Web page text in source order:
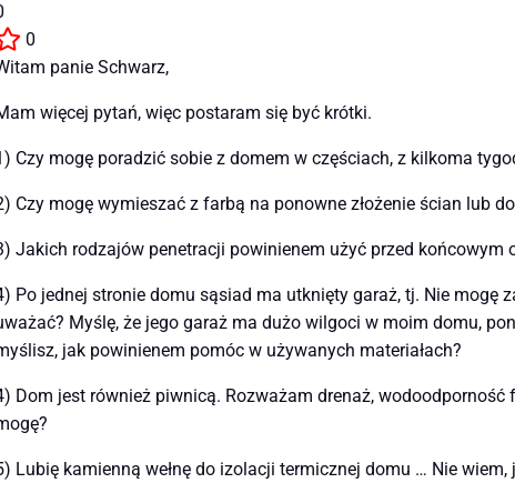
0
panie Schwarz,
więcej pytań, więc postaram się być krótki.
Czy mogę poradzić sobie z domem w częściach, z kilkoma
Czy mogę wymieszać z farbą na ponowne złożenie ścian lub
Jakich rodzajów penetracji powinienem użyć przed końcowym
Po jednej stronie domu sąsiad ma utknięty garaż, tj. Nie mogę
Myślę, że jego garaż ma dużo wilgoci w moim domu,
jak powinienem pomóc w używanych materiałach?
Dom jest również piwnicą. Rozważam drenaż,
Lubię kamienną wełnę do izolacji termicznej domu … Nie